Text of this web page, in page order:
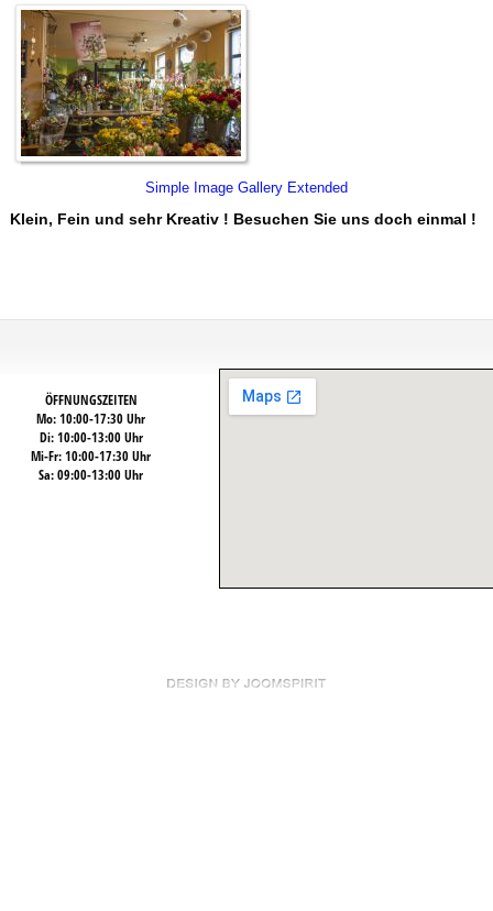
Simple Image Gallery Extended
Klein, Fein und sehr Kreativ ! Besuchen Sie uns doch einmal !
ÖFFNUNGSZEITEN
Mo: 10:00-17:30 Uhr
Di: 10:00-13:00 Uhr
Mi-Fr: 10:00-17:30 Uhr
Sa: 09:00-13:00 Uhr